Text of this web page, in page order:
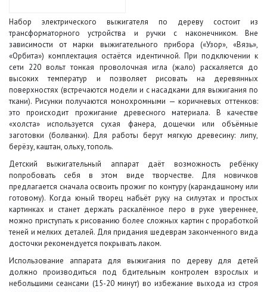
Набор электрического выжигателя по дереву состоит из
трансформаторного устройства и ручки с наконечником. Вне
зависимости от марки выжигательного прибора («Узор», «Вязь»,
«Орбита») комплектация остаётся идентичной. При подключении к
сети 220 вольт тонкая проволочная игла (жало) раскаляется до
высоких температур и позволяет рисовать на деревянных
поверхностях (встречаются модели и с насадками для выжигания по
ткани). Рисунки получаются монохромными — коричневых оттенков:
это происходит прожигание древесного материала. В качестве
«холста» используется сухая фанера, дощечки или объёмные
заготовки (болванки). Для работы берут мягкую древесину: липу,
берёзу, каштан, ольху, тополь.
Детский выжигательный аппарат даёт возможность ребёнку
попробовать себя в этом виде творчестве. Для новичков
предлагается сначала освоить прожиг по контуру (карандашному или
готовому). Когда юный творец набьёт руку на силуэтах и простых
картинках и станет держать раскалённое перо в руке увереннее,
можно приступать к рисованию более сложных картин с проработкой
теней и мелких деталей. Для придания шедеврам законченного вида
досточки рекомендуется покрывать лаком.
Использование аппарата для выжигания по дереву для детей
должно производиться под бдительным контролем взрослых и
небольшими сеансами (15-20 минут) во избежание выхода из строя